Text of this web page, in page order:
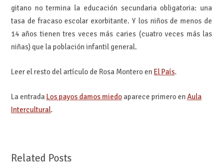
gitano no termina la educación secundaria obligatoria: una
tasa de fracaso escolar exorbitante. Y los niños de menos de
14 años tienen tres veces más caries (cuatro veces más las
niñas) que la población infantil general.
Leer el resto del artículo de Rosa Montero en El País.
La entrada Los payos damos miedoaparece primero en Aula
Intercultural.
Related Posts